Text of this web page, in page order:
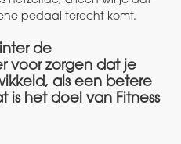
pedaal terecht komt.
de
voor zorgen dat je
als een betere
is het doel van Fitness